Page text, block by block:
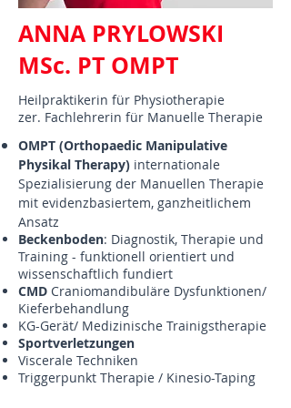
ANNA PRYLOWSKI
MSc. PT OMPT
Heilpraktikerin für Physiotherapie
zer. Fachlehrerin für Manuelle Therapie
OMPT (Orthopaedic Manipulative
Physikal Therapy) internationale
Spezialisierung der Manuellen Therapie
mit evidenzbasiertem, ganzheitlichem
Ansatz
Beckenboden: Diagnostik, Therapie und
Training - funktionell orientiert und
wissenschaftlich fundiert
CMD Craniomandibuläre Dysfunktionen/
Kieferbehandlung
KG-Gerät/ Medizinische Trainigstherapie
Sportverletzungen
Viscerale Techniken
Triggerpunkt Therapie / Kinesio-Taping